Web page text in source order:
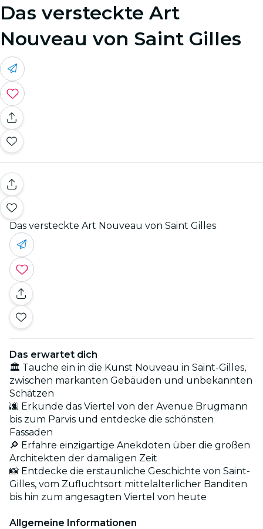
Das versteckte Art
Nouveau von Saint Gilles
Das versteckte Art Nouveau von Saint Gilles
Das erwartet dich
🏛️ Tauche ein in die Kunst Nouveau in Saint-Gilles,
zwischen markanten Gebäuden und unbekannten
Schätzen
🌆 Erkunde das Viertel von der Avenue Brugmann
bis zum Parvis und entdecke die schönsten
Fassaden
🔎 Erfahre einzigartige Anekdoten über die großen
Architekten der damaligen Zeit
📸 Entdecke die erstaunliche Geschichte von Saint-
Gilles, vom Zufluchtsort mittelalterlicher Banditen
bis hin zum angesagten Viertel von heute
Allgemeine Informationen